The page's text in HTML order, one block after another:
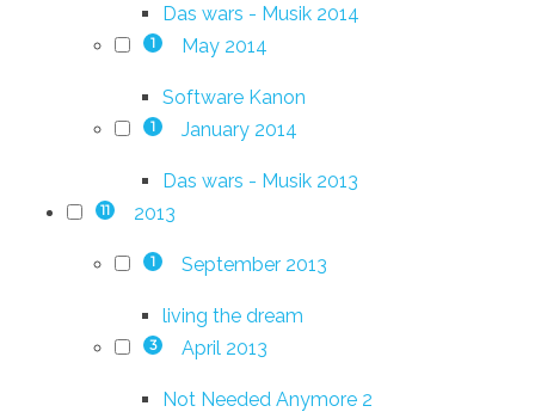
Das wars - Musik 2014
1 May 2014
Software Kanon
1 January 2014
Das wars - Musik 2013
11 2013
1 September 2013
living the dream
3 April 2013
Not Needed Anymore 2